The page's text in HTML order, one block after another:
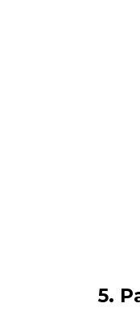
5.